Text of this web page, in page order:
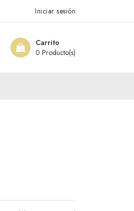
Iniciar sesión
Carrito
0 Producto(s)